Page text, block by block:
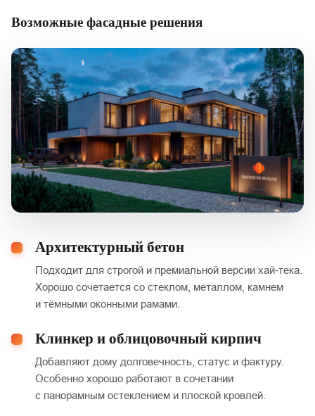
Возможные фасадные решения
Архитектурный бетон
Подходит для строгой и премиальной версии хай‑тека.
Хорошо сочетается со стеклом, металлом, камнем
и тёмными оконными рамами.
Клинкер и облицовочный кирпич
Добавляют дому долговечность, статус и фактуру.
Особенно хорошо работают в сочетании
с панорамным остеклением и плоской кровлей.